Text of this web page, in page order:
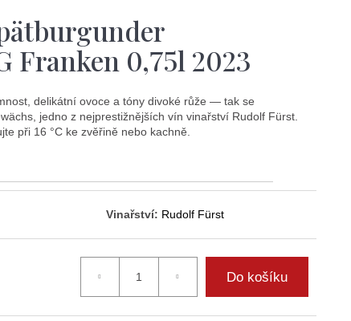
Franken 0,75l 2023
delikátní ovoce a tóny divoké růže — tak se
jedno z nejprestižnějších vín vinařství Rudolf Fürst.
při 16 °C ke zvěřině nebo kachně.
Vinařství: Rudolf Fürst
Do košíku